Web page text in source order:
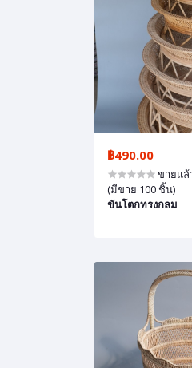
฿490.00
ขายแล้
(มีขาย 100 ชิ้น)
ขันโตกทรงกลม